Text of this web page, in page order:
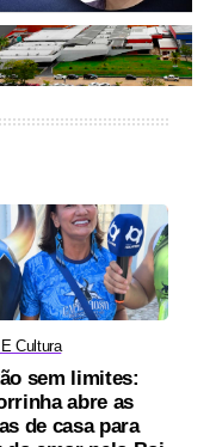
Cultura
sem limites:
abre as
de casa para